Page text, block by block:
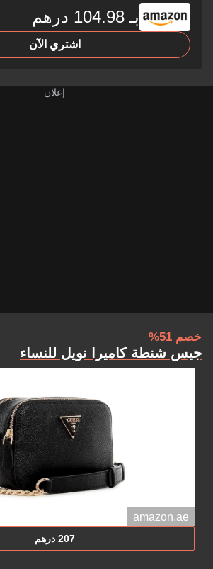
بـ 104.98 درهم
اشتري الآن
خصم 51%
جيس شنطة كاميرا نويل للنساء
amazon.ae
207 درهم